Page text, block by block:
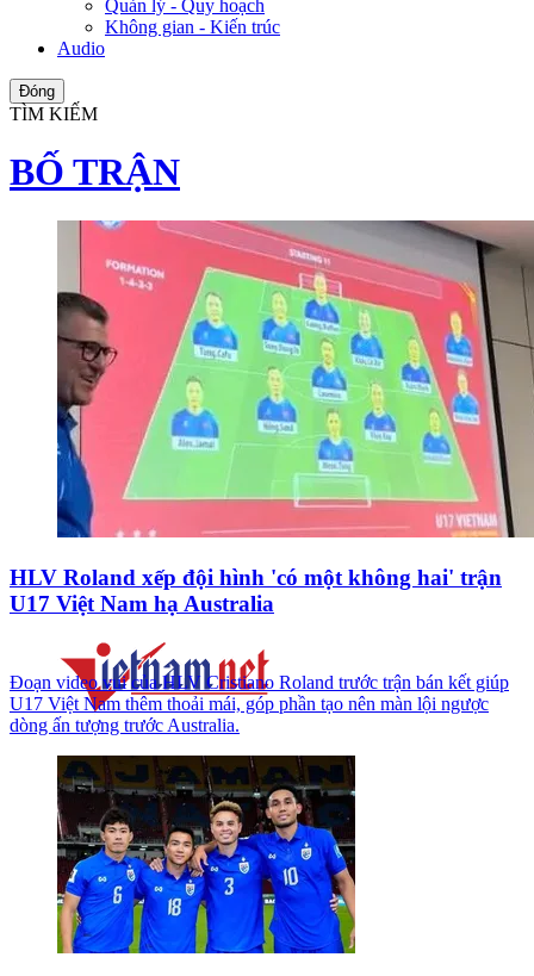
Quản lý - Quy hoạch
Không gian - Kiến trúc
Audio
Đóng
TÌM KIẾM
BỐ TRẬN
HLV Roland xếp đội hình 'có một không hai' trận
U17 Việt Nam hạ Australia
Đoạn video vui của HLV Cristiano Roland trước trận bán kết giúp
U17 Việt Nam thêm thoải mái, góp phần tạo nên màn lội ngược
dòng ấn tượng trước Australia.